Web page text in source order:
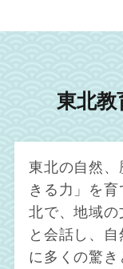
東北
東北の自然
きる力」を
北で、地域の
と会話し、
に多くの驚